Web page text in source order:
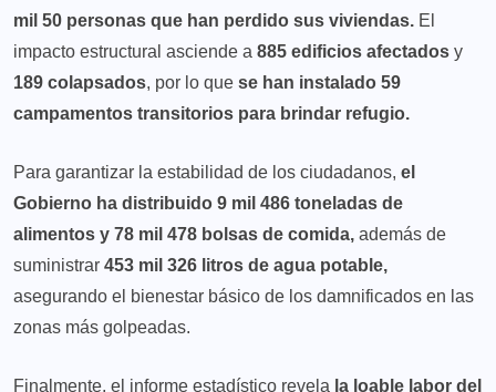
mil 50 personas que han perdido sus viviendas. El
impacto estructural asciende a 885 edificios afectados y
189 colapsados, por lo que se han instalado 59
campamentos transitorios para brindar refugio.
Para garantizar la estabilidad de los ciudadanos, el
Gobierno ha distribuido 9 mil 486 toneladas de
alimentos y 78 mil 478 bolsas de comida, además de
suministrar 453 mil 326 litros de agua potable,
asegurando el bienestar básico de los damnificados en las
zonas más golpeadas.
Finalmente, el informe estadístico revela la loable labor del